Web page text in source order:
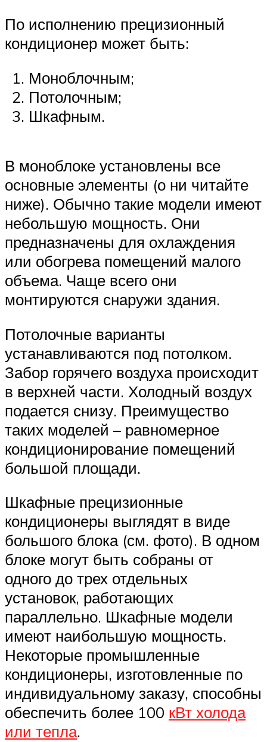
По исполнению прецизионный
кондиционер может быть:
Моноблочным;
Потолочным;
Шкафным.
В моноблоке установлены все
основные элементы (о ни читайте
ниже). Обычно такие модели имеют
небольшую мощность. Они
предназначены для охлаждения
или обогрева помещений малого
объема. Чаще всего они
монтируются снаружи здания.
Потолочные варианты
устанавливаются под потолком.
Забор горячего воздуха происходит
в верхней части. Холодный воздух
подается снизу. Преимущество
таких моделей – равномерное
кондиционирование помещений
большой площади.
Шкафные прецизионные
кондиционеры выглядят в виде
большого блока (см. фото). В одном
блоке могут быть собраны от
одного до трех отдельных
установок, работающих
параллельно. Шкафные модели
имеют наибольшую мощность.
Некоторые промышленные
кондиционеры, изготовленные по
индивидуальному заказу, способны
обеспечить более 100 кВт холода
или тепла.